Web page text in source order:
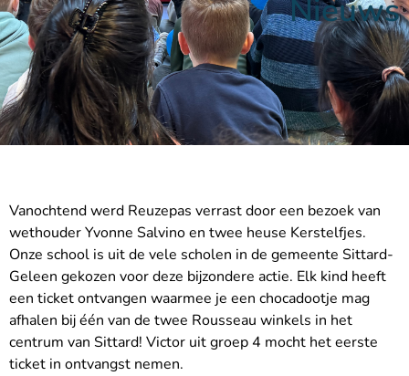
Nieuws
Vanochtend werd Reuzepas verrast door een bezoek van
wethouder Yvonne Salvino en twee heuse Kerstelfjes.
Onze school is uit de vele scholen in de gemeente Sittard-
Geleen gekozen voor deze bijzondere actie. Elk kind heeft
een ticket ontvangen waarmee je een chocadootje mag
afhalen bij één van de twee Rousseau winkels in het
centrum van Sittard! Victor uit groep 4 mocht het eerste
ticket in ontvangst nemen.